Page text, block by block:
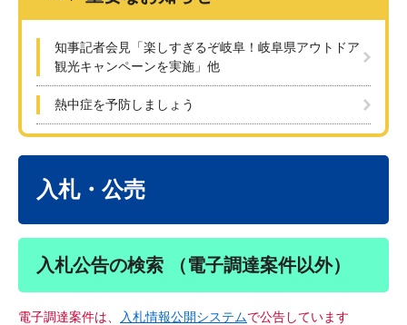
知事記者会見「楽しすぎるぞ岐阜！岐阜県アウトドア
観光キャンペーンを実施」他
熱中症を予防しましょう
入札・公売
入札公告の検索 （電子調達案件以外）
電子調達案件は、 入札情報公開システムで公告しています